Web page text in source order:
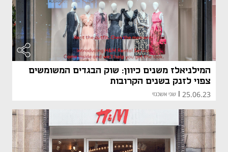
המילניאלז משנים כיוון: שוק הבגדים המשומשים
צפוי לזנק בשנים הקרובות
25.06.23
| שני אשכנזי